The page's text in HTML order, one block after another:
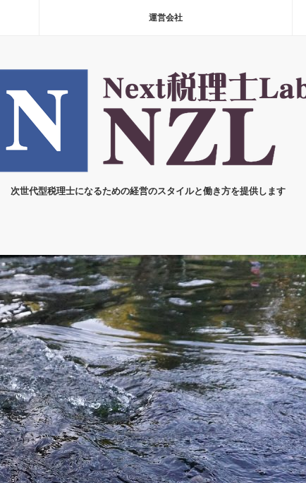
運営会社
次世代型税理士になるための経営のスタイルと働き方を提供します